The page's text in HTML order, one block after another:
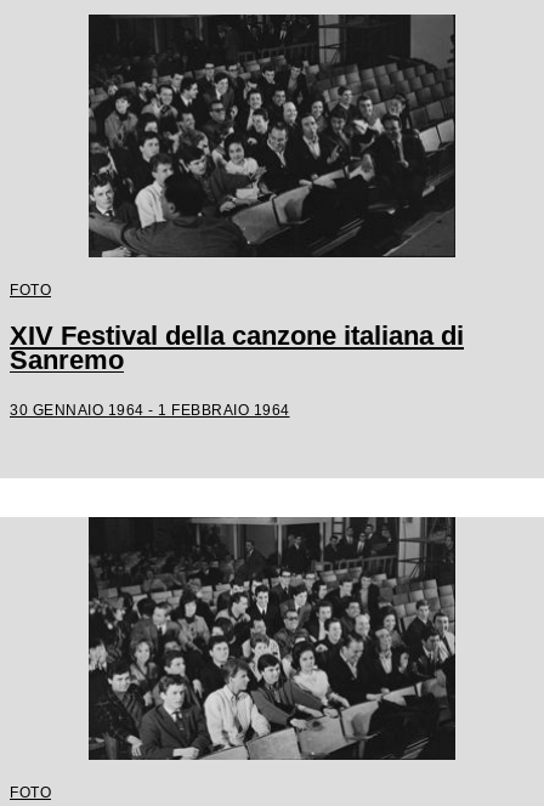
FOTO
XIV Festival della canzone italiana di
Sanremo
30 GENNAIO 1964 - 1 FEBBRAIO 1964
FOTO